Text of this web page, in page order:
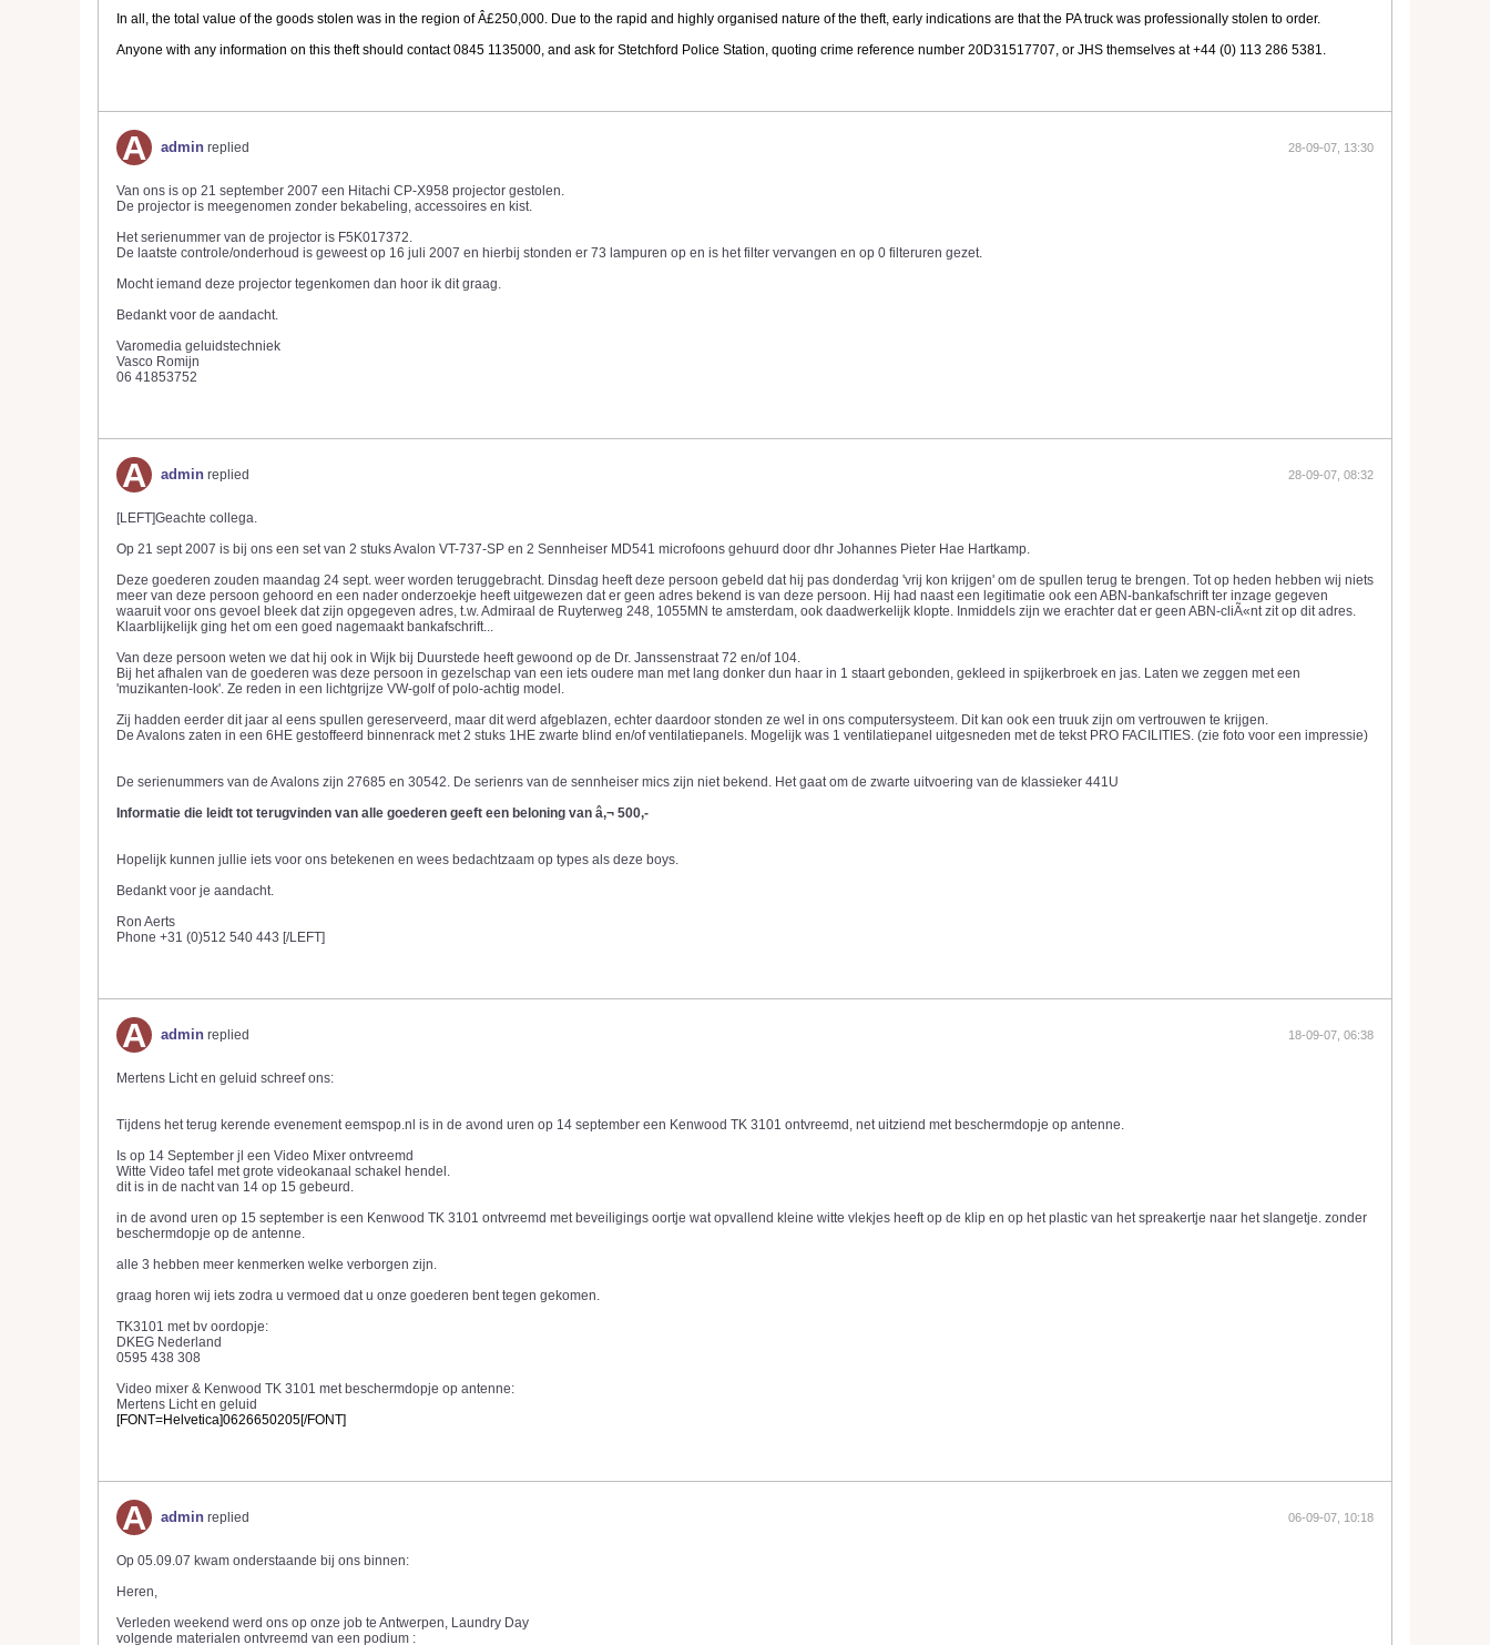
In all, the total value of the goods stolen was in the region of Â£250,000. Due to the rapid and highly organised nature of the theft, early indications are that the PA truck was professionally stolen to order.
Anyone with any information on this theft should contact 0845 1135000, and ask for Stetchford Police Station, quoting crime reference number 20D31517707, or JHS themselves at +44 (0) 113 286 5381.
admin replied 28-09-07, 13:30
Van ons is op 21 september 2007 een Hitachi CP-X958 projector gestolen.
De projector is meegenomen zonder bekabeling, accessoires en kist.
Het serienummer van de projector is F5K017372.
De laatste controle/onderhoud is geweest op 16 juli 2007 en hierbij stonden er 73 lampuren op en is het filter vervangen en op 0 filteruren gezet.
Mocht iemand deze projector tegenkomen dan hoor ik dit graag.
Bedankt voor de aandacht.
Varomedia geluidstechniek
Vasco Romijn
06 41853752
admin replied 28-09-07, 08:32
[LEFT]Geachte collega.
Op 21 sept 2007 is bij ons een set van 2 stuks Avalon VT-737-SP en 2 Sennheiser MD541 microfoons gehuurd door dhr Johannes Pieter Hae Hartkamp.
Deze goederen zouden maandag 24 sept. weer worden teruggebracht. Dinsdag heeft deze persoon gebeld dat hij pas donderdag 'vrij kon krijgen' om de spullen terug te brengen. Tot op heden hebben wij niets
meer van deze persoon gehoord en een nader onderzoekje heeft uitgewezen dat er geen adres bekend is van deze persoon. Hij had naast een legitimatie ook een ABN-bankafschrift ter inzage gegeven
waaruit voor ons gevoel bleek dat zijn opgegeven adres, t.w. Admiraal de Ruyterweg 248, 1055MN te amsterdam, ook daadwerkelijk klopte. Inmiddels zijn we erachter dat er geen ABN-cliÃ«nt zit op dit adres.
Klaarblijkelijk ging het om een goed nagemaakt bankafschrift...
Van deze persoon weten we dat hij ook in Wijk bij Duurstede heeft gewoond op de Dr. Janssenstraat 72 en/of 104.
Bij het afhalen van de goederen was deze persoon in gezelschap van een iets oudere man met lang donker dun haar in 1 staart gebonden, gekleed in spijkerbroek en jas. Laten we zeggen met een
'muzikanten-look'. Ze reden in een lichtgrijze VW-golf of polo-achtig model.
Zij hadden eerder dit jaar al eens spullen gereserveerd, maar dit werd afgeblazen, echter daardoor stonden ze wel in ons computersysteem. Dit kan ook een truuk zijn om vertrouwen te krijgen.
De Avalons zaten in een 6HE gestoffeerd binnenrack met 2 stuks 1HE zwarte blind en/of ventilatiepanels. Mogelijk was 1 ventilatiepanel uitgesneden met de tekst PRO FACILITIES. (zie foto voor een impressie)
De serienummers van de Avalons zijn 27685 en 30542. De serienrs van de sennheiser mics zijn niet bekend. Het gaat om de zwarte uitvoering van de klassieker 441U
Informatie die leidt tot terugvinden van alle goederen geeft een beloning van â‚¬ 500,-
Hopelijk kunnen jullie iets voor ons betekenen en wees bedachtzaam op types als deze boys.
Bedankt voor je aandacht.
Ron Aerts
Phone +31 (0)512 540 443 [/LEFT]
admin replied 18-09-07, 06:38
Mertens Licht en geluid schreef ons:
Tijdens het terug kerende evenement eemspop.nl is in de avond uren op 14 september een Kenwood TK 3101 ontvreemd, net uitziend met beschermdopje op antenne.
Is op 14 September jl een Video Mixer ontvreemd
Witte Video tafel met grote videokanaal schakel hendel.
dit is in de nacht van 14 op 15 gebeurd.
in de avond uren op 15 september is een Kenwood TK 3101 ontvreemd met beveiligings oortje wat opvallend kleine witte vlekjes heeft op de klip en op het plastic van het spreakertje naar het slangetje. zonder
beschermdopje op de antenne.
alle 3 hebben meer kenmerken welke verborgen zijn.
graag horen wij iets zodra u vermoed dat u onze goederen bent tegen gekomen.
TK3101 met bv oordopje:
DKEG Nederland
0595 438 308
Video mixer & Kenwood TK 3101 met beschermdopje op antenne:
Mertens Licht en geluid
[FONT=Helvetica]0626650205[/FONT]
admin replied 06-09-07, 10:18
Op 05.09.07 kwam onderstaande bij ons binnen:
Heren,
Verleden weekend werd ons op onze job te Antwerpen, Laundry Day
volgende materialen ontvreemd van een podium :